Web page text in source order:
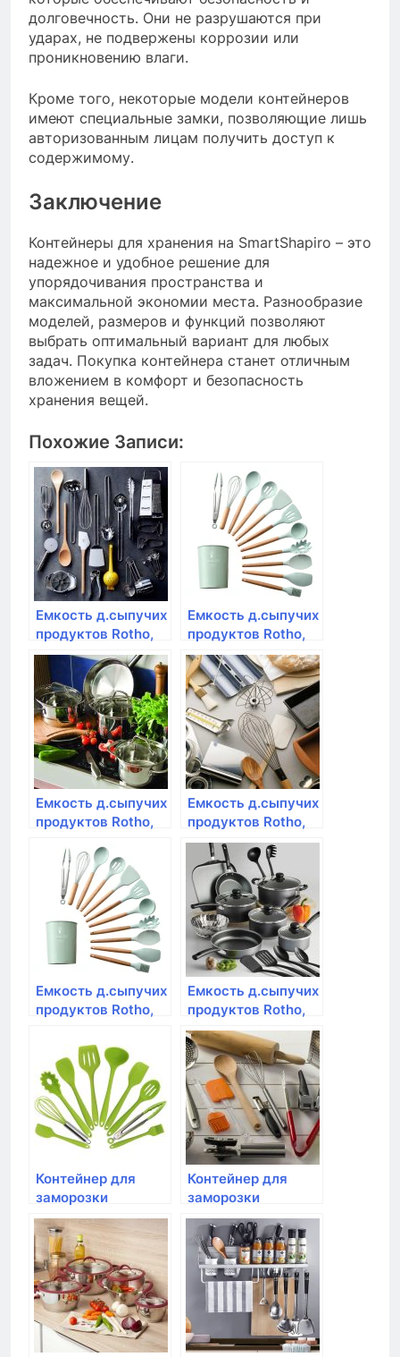
долговечность. Они не разрушаются при
ударах, не подвержены коррозии или
проникновению влаги.
Кроме того, некоторые модели контейнеров
имеют специальные замки, позволяющие лишь
авторизованным лицам получить доступ к
содержимому.
Заключение
Контейнеры для хранения на SmartShapiro – это
надежное и удобное решение для
упорядочивания пространства и
максимальной экономии места. Разнообразие
моделей, размеров и функций позволяют
выбрать оптимальный вариант для любых
задач. Покупка контейнера станет отличным
вложением в комфорт и безопасность
хранения вещей.
Похожие Записи:
Емкость д.сыпучих
продуктов Rotho,
LOFT, 2,0л,
10*10*28,5см
премиум
Емкость д.сыпучих
продуктов Rotho,
LOFT, 1,0л,
10*10*14,2см
премиум
Емкость д.сыпучих
продуктов Rotho,
20*15*4,8см
премиум
Емкость д.сыпучих
продуктов Rotho,
LOFT, 1,5л
10*10*21,4см
премиум
Емкость д.сыпучих
продуктов Rotho,
20*10*21,4см
премиум
Емкость д.сыпучих
продуктов Rotho,
LOFT, 2,1л
20*10*14,2см
Контейнер для
заморозки
продуктов Rotho,
CLIC&LOCK;, 0,8л
Контейнер для
заморозки
продуктов Rotho,
CLIC&LOCK;, 1,5л